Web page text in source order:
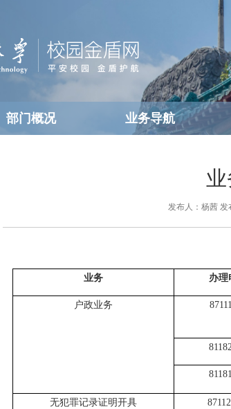
部门概况 业务导航
发布人：杨茜 发
业务 办理
户政业务
无犯罪记录证明开具